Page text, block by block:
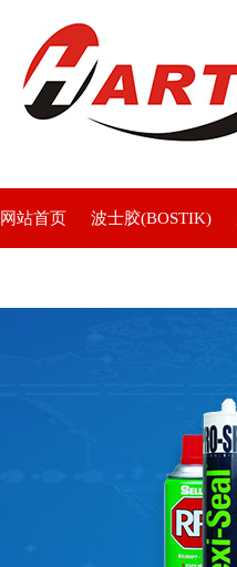
网站首页 波士胶(BOSTIK)